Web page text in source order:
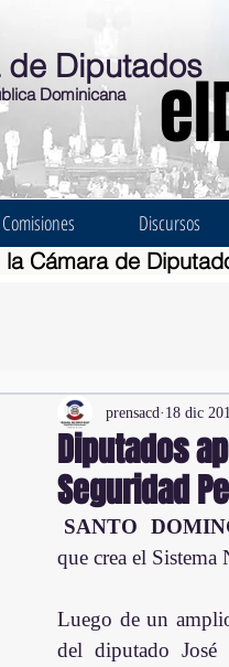
de Diputados
Dominicana
Comisiones Discursos
Cámara de
Diputados
Seguridad
prensacd 18 dic
SANTO
que crea el Sistema
Luego de un
del diputado